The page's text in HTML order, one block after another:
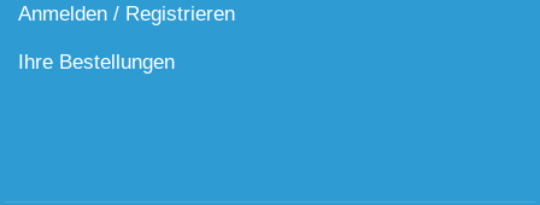
Anmelden / Registrieren
Ihre Bestellungen